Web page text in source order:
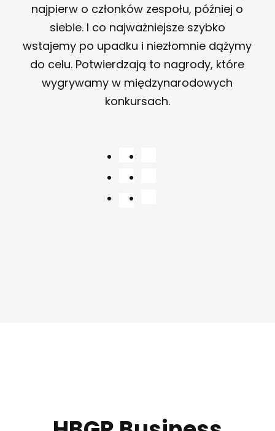
najpierw o członków zespołu, później o
siebie. I co najważniejsze szybko
wstajemy po upadku i niezłomnie dążymy
do celu. Potwierdzają to nagrody, które
wygrywamy w międzynarodowych
konkursach.